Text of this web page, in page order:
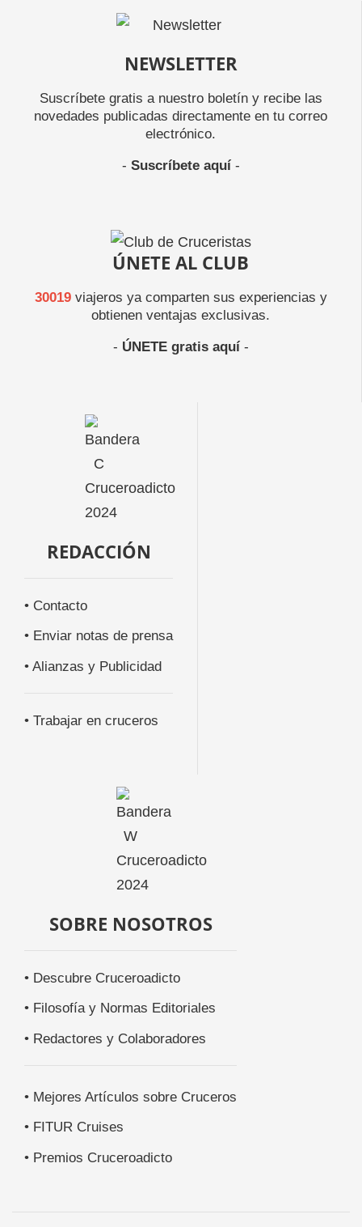
NEWSLETTER
Suscríbete gratis a nuestro boletín y recibe las
novedades publicadas directamente en tu correo
electrónico.
- Suscríbete aquí-
ÚNETE AL CLUB
30019viajeros ya comparten sus experiencias y
obtienen ventajas exclusivas.
- ÚNETE gratis aquí-
REDACCIÓN
• Contacto
• Enviar notas de prensa
• Alianzas y Publicidad
• Trabajar en cruceros
SOBRE NOSOTROS
• Descubre Cruceroadicto
• Filosofía y Normas Editoriales
• Redactores y Colaboradores
• Mejores Artículos sobre Cruceros
• FITUR Cruises
• Premios Cruceroadicto